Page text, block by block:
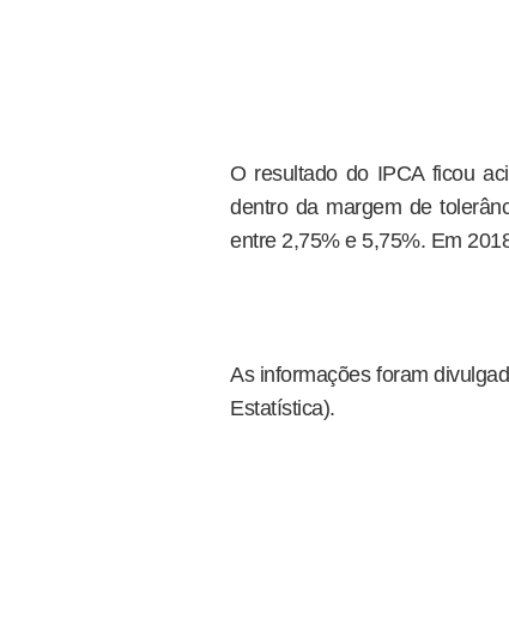
O resultado do IPCA ficou
dentro da margem de
entre 2,75% e 5,75%. Em
As informações foram
Estatística).